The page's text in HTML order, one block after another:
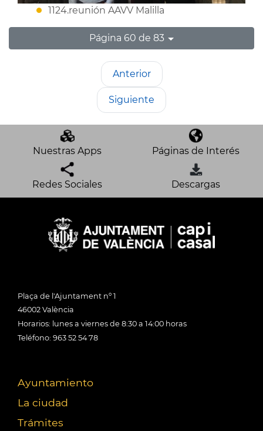
1124.reunión AAVV Malilla
Página 60 de 83
Anterior
Siguiente
Nuestras Apps Páginas de Interés
Redes Sociales Descargas
Plaça de l'Ajuntament nº 1
46002 València
Horarios: lunes a viernes de 8:30 a 14:00 horas
Teléfono: 963 52 54 78
Ayuntamiento
La ciudad
Trámites